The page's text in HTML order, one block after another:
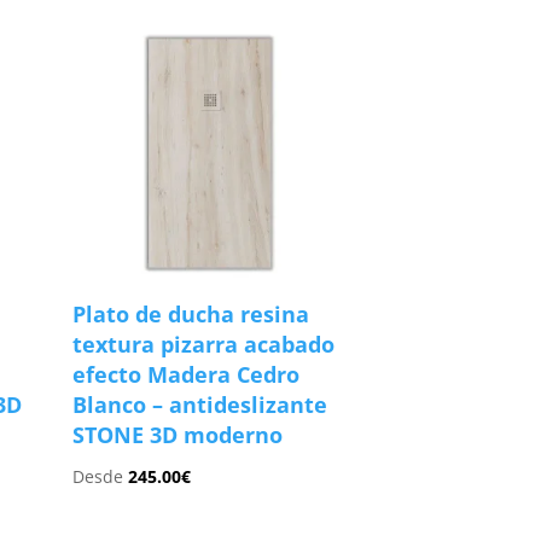
Plato de ducha resina
textura pizarra acabado
efecto Madera Cedro
Blanco – antideslizante
STONE 3D moderno
Desde245.00€